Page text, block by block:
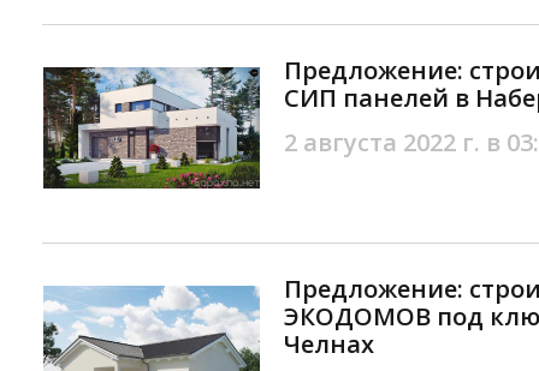
Предложение:
СИП панелей в
2 августа 2022 г. в
Предложение:
ЭКОДОМОВ под
Челнах